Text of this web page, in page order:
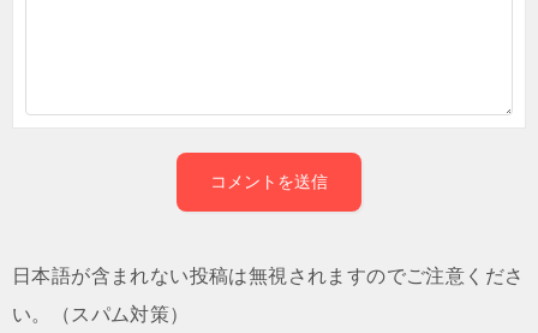
日本語が含まれない投稿は無視されますのでご注意くださ
い。（スパム対策）